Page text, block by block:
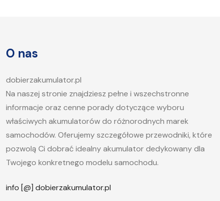
jak długo ładować akumulator samochodowy i
O nas
dobierzakumulator.pl
Na naszej stronie znajdziesz pełne i wszechstronne
informacje oraz cenne porady dotyczące wyboru
właściwych akumulatorów do różnorodnych marek
samochodów. Oferujemy szczegółowe przewodniki, które
pozwolą Ci dobrać idealny akumulator dedykowany dla
Twojego konkretnego modelu samochodu.
info [@] dobierzakumulator.pl